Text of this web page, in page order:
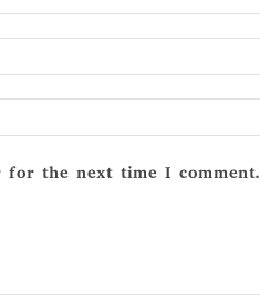
for the next time I comment.